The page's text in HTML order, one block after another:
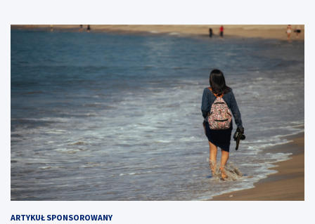
ARTYKUŁ SPONSOROWANY